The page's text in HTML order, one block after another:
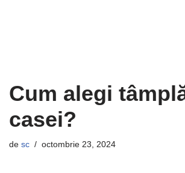
Cum alegi
casei?
de sc octombrie 23, 2024